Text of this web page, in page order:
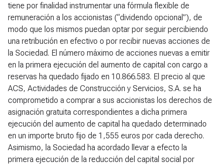
tiene por finalidad instrumentar una fórmula flexible de
remuneración a los accionistas (“dividendo opcional”), de
modo que los mismos puedan optar por seguir percibiendo
una retribución en efectivo o por recibir nuevas acciones de
la Sociedad. El número máximo de acciones nuevas a emitir
en la primera ejecución del aumento de capital con cargo a
reservas ha quedado fijado en 10.866.583. El precio al que
ACS, Actividades de Construcción y Servicios, S.A. se ha
comprometido a comprar a sus accionistas los derechos de
asignación gratuita correspondientes a dicha primera
ejecución del aumento de capital ha quedado determinado
en un importe bruto fijo de 1,555 euros por cada derecho.
Asimismo, la Sociedad ha acordado llevar a efecto la
primera ejecución de la reducción del capital social por